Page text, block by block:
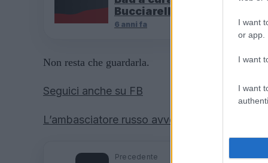
I want
or app.
I want
I want
Bucciarelli
6 anni fa
Non resta che guardarla.
Seguici anche su FB
L’ambasciatore russo avverte l’Italia:
Precedente